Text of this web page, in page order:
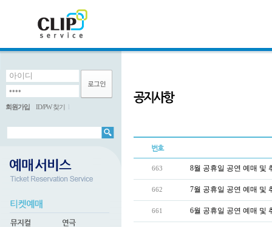
회원가입 ID/PW 찾기
번호
663 8월 공휴일 공연 예매 및
662 7월 공휴일 공연 예매 및
661 6월 공휴일 공연 예매 및